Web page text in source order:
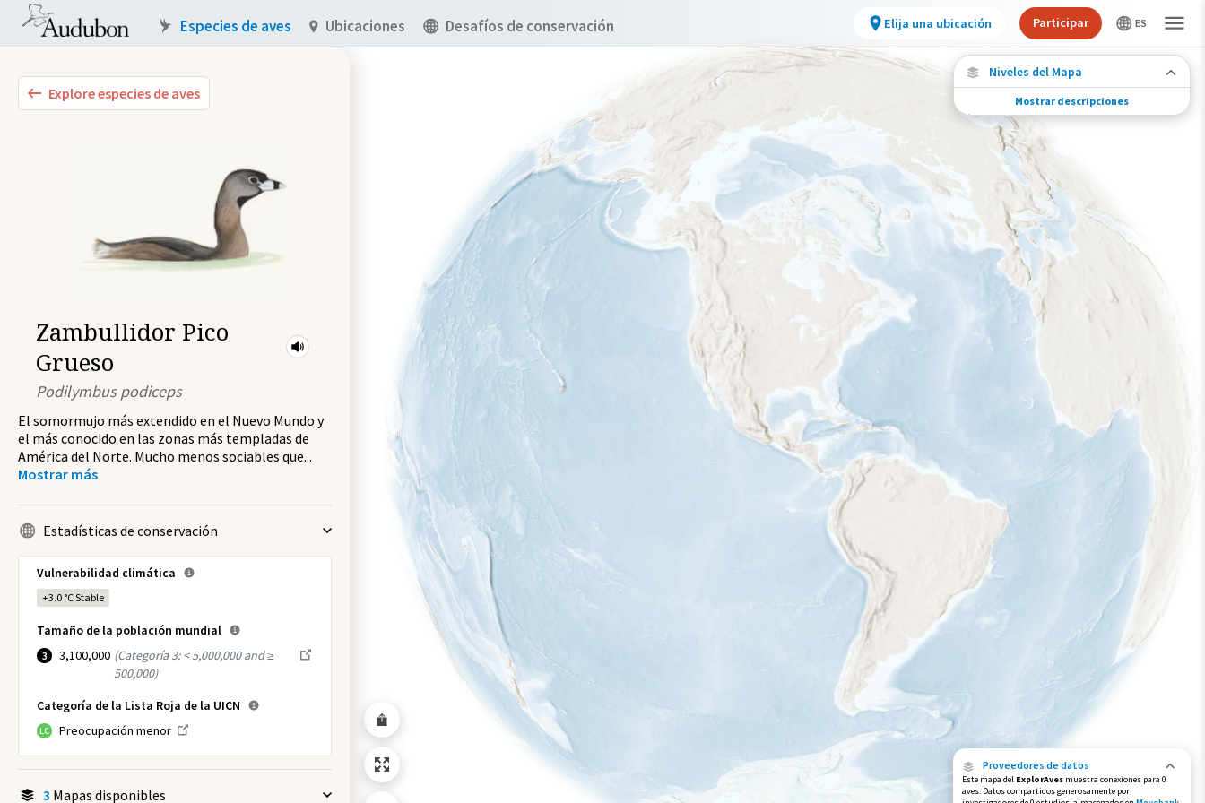
Explore especies de aves
Zambullidor Pico
Grueso
Podilymbus podiceps
El somormujo más extendido en el Nuevo Mundo y
el más conocido en las zonas más templadas de
América del Norte. Mucho menos sociables que...
Mostrar más
Estadísticas de conservación
Vulnerabilidad climática
+3.0 °CStable
Tamaño de la población mundial
3 3,100,000 (Categoría 3: < 5,000,000 and ≥
500,000)
Categoría de la Lista Roja de la UICN
LC Preocupación menor
3 Mapas disponibles
Proveedores de datos
Este mapa del ExplorAves muestra conexiones para 0
aves. Datos compartidos generosamente por
Niveles del Mapa
Conexiones de especies
Elija cualquier ubicación en el mapa para ver
dónde más se han vuelto a encontrar aves
marcadas de esta especie.
Ubicaciones con disponibilidad datos
Ubicaciones conectadas
Gama de especies por estación
Gama de verano
Rango de invierno
Rango a lo largo del año
Mostrar descripciones
Especies de aves Ubicaciones Desafíos de conservación Elija una ubicación Participar